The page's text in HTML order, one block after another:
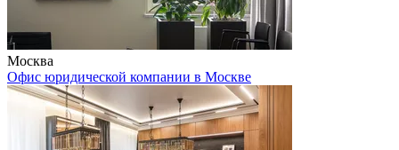
Москва
Офис юридической компании в Москве